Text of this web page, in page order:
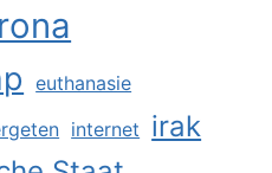
euthanasie
internet irak